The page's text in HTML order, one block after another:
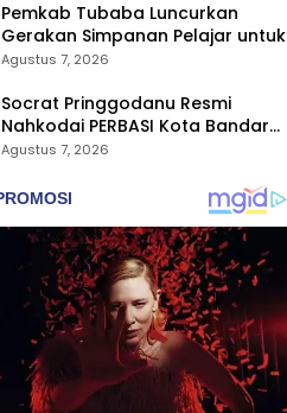
Pemkab Tubaba Luncurkan
Gerakan Simpanan Pelajar untuk
Bangun Generasi Cerdas Sejak
Agustus 7, 2026
Socrat Pringgodanu Resmi
Nahkodai PERBASI Kota Bandar
Lampung Periode 2026–2030
Agustus 7, 2026